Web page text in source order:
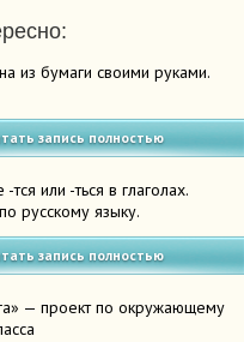
из бумаги своими руками.
запись полностью
тся или -ться в глаголах.
русскому языку.
запись полностью
— проект по окружающему